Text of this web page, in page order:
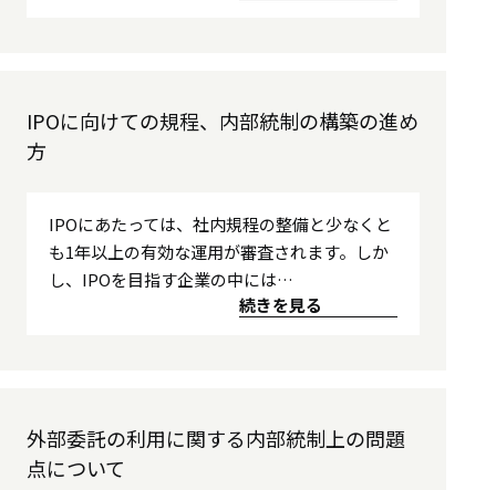
IPOに向けての規程、内部統制の構築の進め
方
IPOにあたっては、社内規程の整備と少なくと
も1年以上の有効な運用が審査されます。しか
し、IPOを目指す企業の中には…
続きを見る
外部委託の利用に関する内部統制上の問題
点について